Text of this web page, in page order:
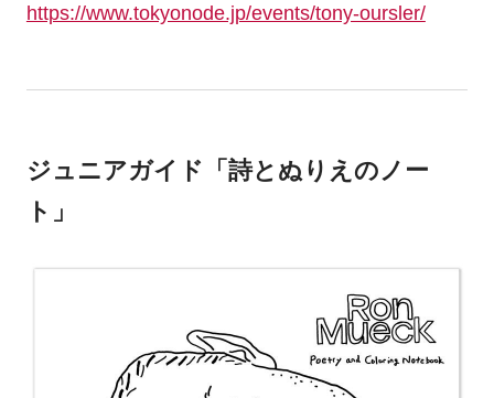
https://www.tokyonode.jp/events/tony-oursler/
ジュニアガイド「詩とぬりえのノー
ト」